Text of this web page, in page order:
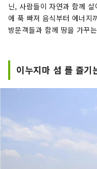
닌, 사람들이 자연과 함께
에 푹 빠져 음식부터 에너지
방문객들과 함께 땅을 가꾸
이누지마 섬 를 즐기